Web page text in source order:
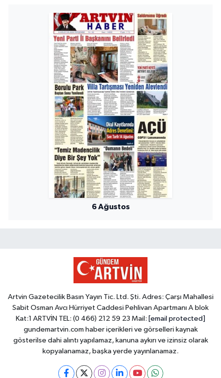
6 Ağustos
Artvin Gazetecilik Basın Yayın Tic. Ltd. Şti. Adres: Çarşı Mahallesi
Sabit Osman Avcı Hürriyet Caddesi Pehlivan Apartmanı A blok
Kat:1 ARTVİN TEL: (0 466) 212 59 23 Mail: [email protected]
gundemartvin.com haber içerikleri ve görselleri kaynak
gösterilse dahi alıntı yapılamaz, kanuna aykırı ve izinsiz olarak
kopyalanamaz, başka yerde yayınlanamaz.